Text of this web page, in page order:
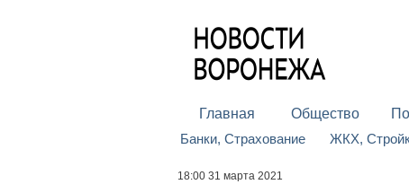
Главная Общество
Банки, Страхование
ЖКХ,
18:00 31 марта 2021